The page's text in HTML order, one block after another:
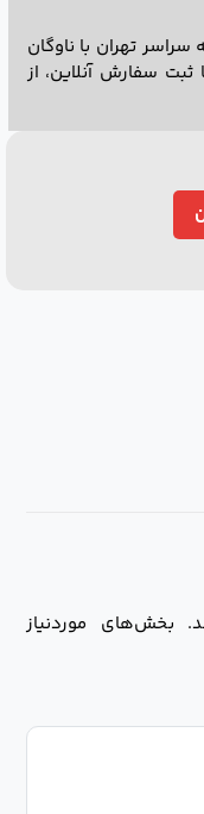
تهران با ناوگان
سفارش آنلاین، از
بخش‌های موردنیاز